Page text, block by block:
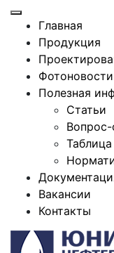
Главная
Продукция
Фотоновости
Полезная
Статьи
Вопрос-
Вакансии
Контакты